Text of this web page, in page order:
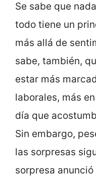
Se sabe que
todo tiene un
más allá de
sabe, también,
estar más
laborales, más
día que
Sin embargo,
las sorpresas
sorpresa anunció